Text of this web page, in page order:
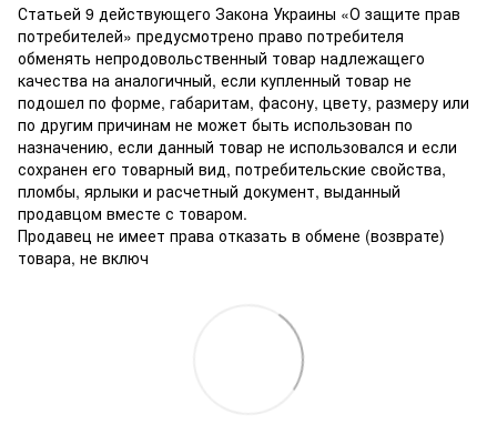
Статьей 9 действующего Закона Украины «О защите прав
потребителей» предусмотрено право потребителя
обменять непродовольственный товар надлежащего
качества на аналогичный, если купленный товар не
подошел по форме, габаритам, фасону, цвету, размеру или
по другим причинам не может быть использован по
назначению, если данный товар не использовался и если
сохранен его товарный вид, потребительские свойства,
пломбы, ярлыки и расчетный документ, выданный
продавцом вместе с товаром.
Продавец не имеет права отказать в обмене (возврате)
товара, не включ